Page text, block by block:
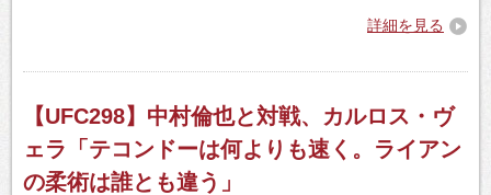
詳細を見る
【UFC298】中村倫也と対戦、カルロス・ヴ
ェラ「テコンドーは何よりも速く。ライアン
の柔術は誰とも違う」